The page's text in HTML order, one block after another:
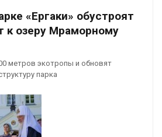
«Ергаки» обустроят
к озеру Мраморному
метров экотропы и обновят
парка